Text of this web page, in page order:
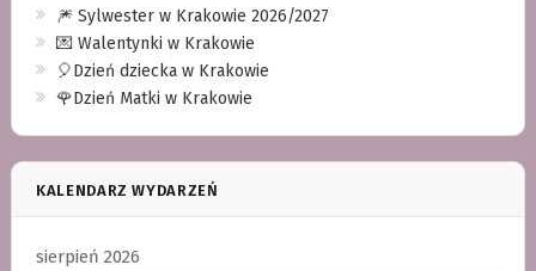
🎆 Sylwester w Krakowie 2026/2027
💌 Walentynki w Krakowie
🎈Dzień dziecka w Krakowie
🌹Dzień Matki w Krakowie
KALENDARZ WYDARZEŃ
sierpień 2026